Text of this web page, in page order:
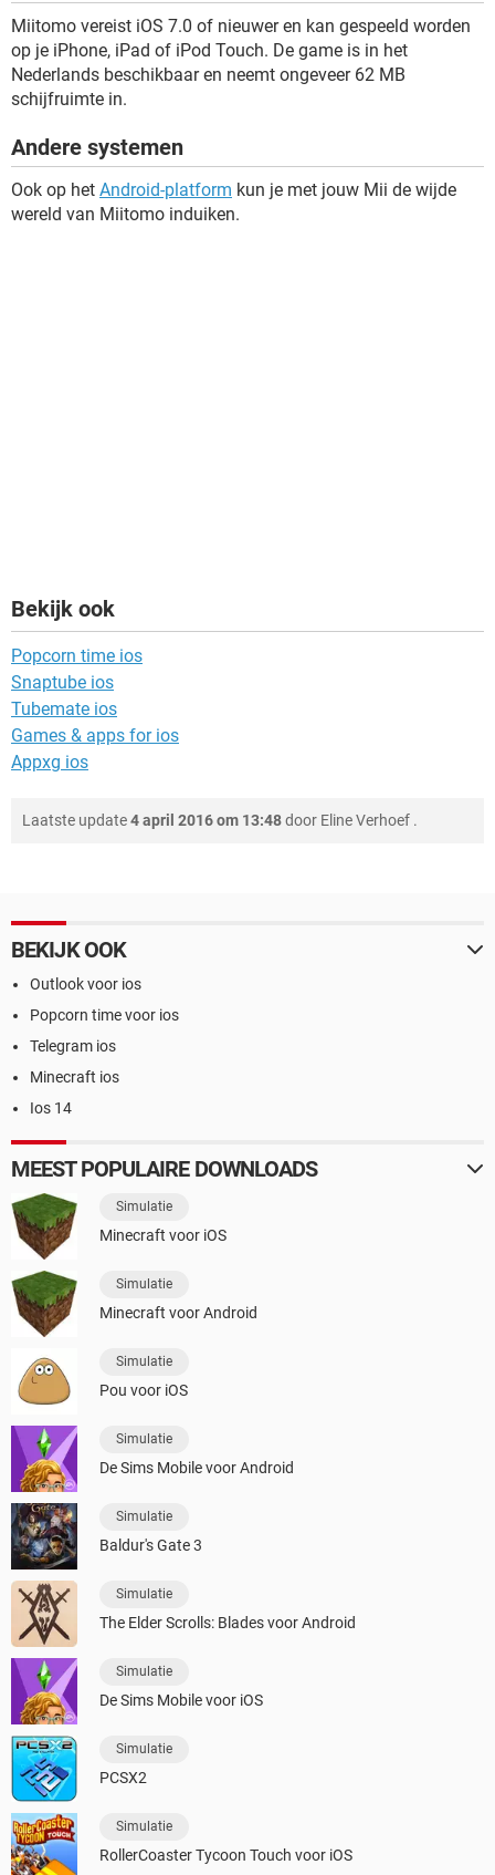
Miitomo vereist iOS 7.0 of nieuwer en kan gespeeld worden
op je iPhone, iPad of iPod Touch. De game is in het
Nederlands beschikbaar en neemt ongeveer 62 MB
schijfruimte in.
Andere systemen
Ook op het Android-platform kun je met jouw Mii de wijde
wereld van Miitomo induiken.
Bekijk ook
Popcorn time ios
Snaptube ios
Tubemate ios
Games & apps for ios
Appxg ios
Laatste update4 april 2016 om 13:48door Eline Verhoef .
BEKIJK OOK
Outlook voor ios
Popcorn time voor ios
Telegram ios
Minecraft ios
Ios 14
MEEST POPULAIRE DOWNLOADS
Simulatie
Minecraft voor iOS
Simulatie
Minecraft voor Android
Simulatie
Pou voor iOS
Simulatie
De Sims Mobile voor Android
Simulatie
Baldur's Gate 3
Simulatie
The Elder Scrolls: Blades voor Android
Simulatie
De Sims Mobile voor iOS
Simulatie
PCSX2
Simulatie
RollerCoaster Tycoon Touch voor iOS